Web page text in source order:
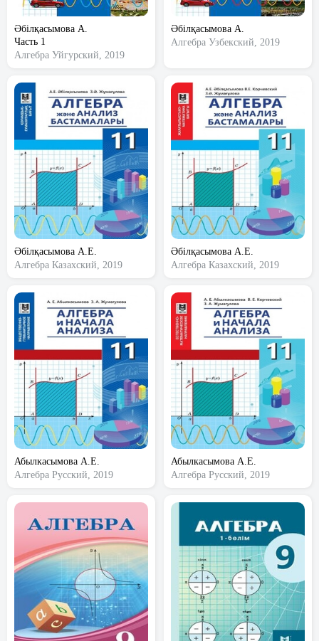
Әбілқасымова А.
Часть 1
Алгебра Уйгурский, 2019
Әбілқасымова А.
Алгебра Узбекский, 2019
Әбілқасымова А.Е.
Алгебра Казахский, 2019
Әбілқасымова А.Е.
Алгебра Казахский, 2019
Абылкасымова А.Е.
Алгебра Русский, 2019
Абылкасымова А.Е.
Алгебра Русский, 2019